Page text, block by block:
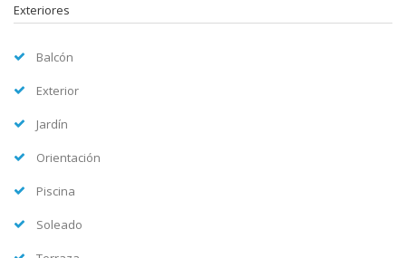
Exteriores
Balcón
Exterior
Jardín
Orientación
Piscina
Soleado